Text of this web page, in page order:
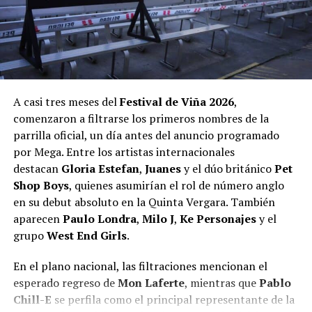
SIGUIENTE
Cesfam Externo Valdivia realizó sus primeras atenciones
en el nuevo edificio de Avenida Francia
NO TE PIERDAS
Rehabilitan tránsito vehicular en calle Independencia
Redacción Radio Austral
Alemania, Bélgica, Holanda y España.
Su trabajo ha sido reconocido con importantes
distinciones, entre ellas el premio a «Mejor Artista
Tropical» en los Premios Pulsar, consolidando su
nombre dentro del panorama musical nacional. En esta
oportunidad, presentarán el tema«El ciclo».
Post Views: 221
de Juanesjunto a la banda de Concepción del Uruguay
que la rompe hasta el día de hoy con la voz de “Ema”,
Ke
Personajes.
Jueves 26:Este día será el turno de nuestraMon
Laferte
, acompañada del espectáculo sinfónico
Viernes 27:El cierre está pensado completamente para
los más jóvenes y tendrá aPaulo Londra,Pablo Chill-
EyMilo J.
Post Views: 189
A casi tres meses delFestival de Viña 2026,
comenzaron a filtrarse los primeros nombres de la
parrilla oficial, un día antes del anuncio programado
por Mega. Entre los artistas internacionales
destacan Gloria Estefan, Juanesy el dúo británicoPet
Shop Boys, quienes asumirían el rol de número anglo
en su debut absoluto en la Quinta Vergara. También
aparecenPaulo Londra, Milo J, Ke Personajesy el
grupoWest End Girls.
En el plano nacional, las filtraciones mencionan el
esperado regreso deMon Laferte, mientras quePablo
Chill-E se perfila como el principal representante de la